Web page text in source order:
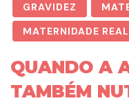
GRAVIDEZ
MATERNIDADE REAL
QUANDO A
TAMBÉM